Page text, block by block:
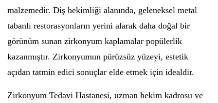
malzemedir. Diş hekimliği alanında, geleneksel metal
tabanlı restorasyonların yerini alarak daha doğal bir
görünüm sunan zirkonyum kaplamalar popülerlik
kazanmıştır. Zirkonyumun pürüzsüz yüzeyi, estetik
açıdan tatmin edici sonuçlar elde etmek için idealdir.
Zirkonyum Tedavi Hastanesi, uzman hekim kadrosu ve